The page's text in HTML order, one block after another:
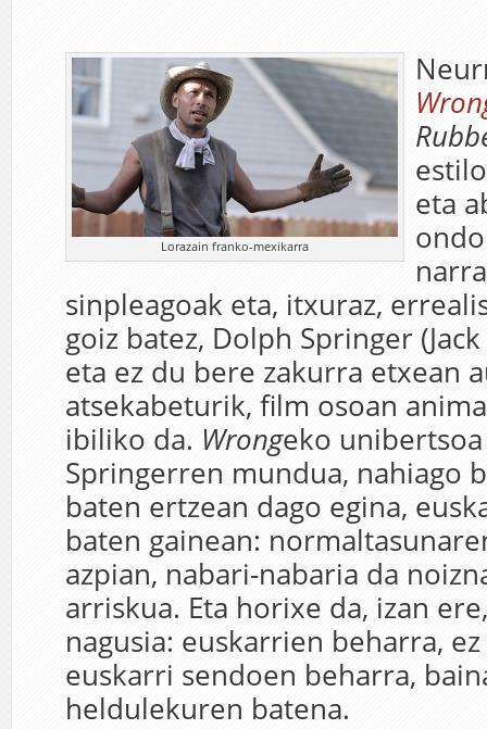
Lorazain franko-mexikarra
eta
sinpleagoak eta, itxuraz,
goiz batez, Dolph Springer
eta ez du bere zakurra etxean
atsekabeturik, film osoan
ibiliko da. Wrongeko
Springerren mundua, nahiago
baten ertzean dago egina,
baten gainean:
azpian, nabari-nabaria da
arriskua. Eta horixe da, izan
nagusia: euskarrien beharra,
euskarri sendoen beharra,
heldulekuren batena.